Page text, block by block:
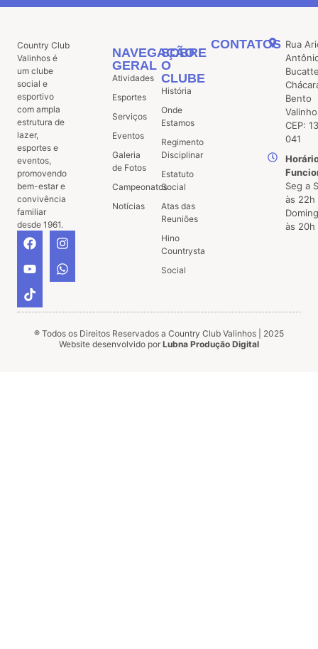
Country Club
Valinhos é
um clube
social e
esportivo
com ampla
estrutura de
lazer,
esportes e
eventos,
promovendo
bem-estar e
convivência
familiar
desde 1961.
NAVEGAÇÃO
GERAL
Atividades
Esportes
Serviços
Eventos
Galeria
de Fotos
Campeonatos
Notícias
SOBRE
O
CLUBE
História
Onde
Estamos
Regimento
Disciplinar
Estatuto
Social
Atas das
Reuniões
Hino
Countrysta
Social
CONTATOS Rua
Bento
CEP:
041
Seg a
às 22h
às 20h
® Todos os Direitos Reservados a Country Club Valinhos | 2025
Website desenvolvido por Lubna Produção Digital